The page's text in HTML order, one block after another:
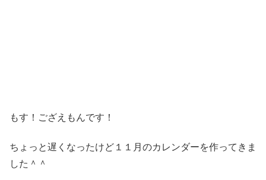
もす！ござえもんです！
ちょっと遅くなったけど１１月のカレンダーを作ってきま
した＾＾